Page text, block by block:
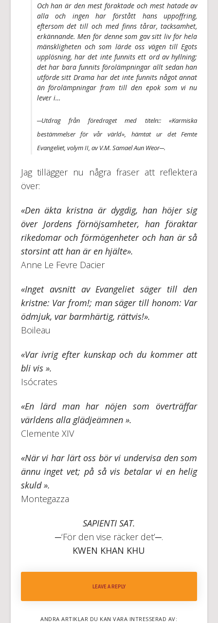
Och han är den mest föraktade och mest hatade av
alla och ingen har förstått hans uppoffring,
eftersom det till och med finns tårar, tacksamhet,
erkännande. Men för denne som gav sitt liv för hela
mänskligheten och som lärde oss vägen till Egots
upplösning, har det inte funnits ett ord av hyllning;
det har bara funnits förolämpningar allt sedan han
utförde sitt Drama har det inte funnits något annat
än förolämpningar fram till den epok som vi nu
lever i…
─Utdrag från föredraget med titeln::«Karmiska
bestämmelser för vår värld», hämtat ur det Femte
Evangeliet, volym II, av V.M. Samael Aun Weor─.
Jag tillägger nu några fraser att reflektera
över:
«Den äkta kristna är dygdig, han höjer sig
över Jordens förnöjsamheter, han föraktar
rikedomar och förmögenheter och han är så
storsint att han är en hjälte».
Anne Le Fevre Dacier
«Inget avsnitt av Evangeliet säger till den
kristne: Var from!; man säger till honom: Var
ödmjuk, var barmhärtig, rättvis!».
Boileau
«Var ivrig efter kunskap och du kommer att
bli vis ».
Isócrates
«En lärd man har nöjen som överträffar
världens alla glädjeämnen ».
Clemente XIV
«När vi har lärt oss bör vi undervisa den som
ännu inget vet; på så vis betalar vi en helig
skuld ».
Montegazza
SAPIENTI SAT.
─‘För den vise räcker det’─.
KWEN KHAN KHU
LEAVE A REPLY
ANDRA ARTIKLAR DU KAN VARA INTRESSERAD AV: